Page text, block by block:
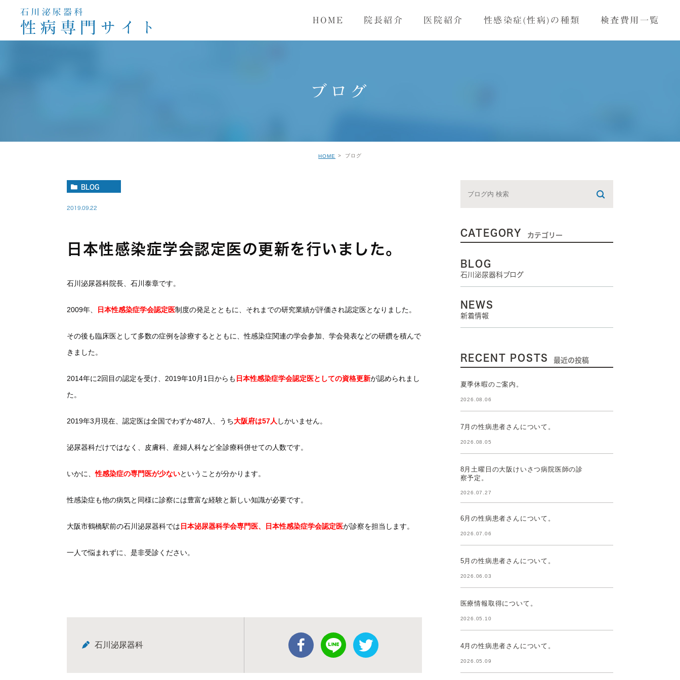
HOME 院長紹介 医院紹介 性感染症(性病)の種類
尖圭コンジローマ
検査費用一覧
ブログ
HOME ブログ
BLOG
2019.09.22
日本性感染症学会認定医の更新を行いました。
石川泌尿器科院長、石川泰章です。
2009年、 日本性感染症学会認定医制度の発足とともに、それまでの研究業績が評価され認定医となりました。
その後も臨床医として多数の症例を診療するとともに、性感染症関連の学会参加、学会発表などの研鑽を積んで
きました。
2014年に2回目の認定を受け、2019年10月1日からも 日本性感染症学会認定医としての資格更新が認められまし
た。
2019年3月現在、認定医は全国でわずか487人、うち大阪府は57人 しかいません。
泌尿器科だけではなく、皮膚科、産婦人科など全診療科併せての人数です。
いかに、性感染症の専門医が少ないということが分かります。
性感染症も他の病気と同様に診察には豊富な経験と新しい知識が必要です。
大阪市鶴橋駅前の石川泌尿器科では 日本泌尿器科学会専門医、日本性感染症学会認定医が診察を担当します。
一人で悩まれずに、是非受診ください。
石川泌尿器科
CATEGORY カテゴリー
BLOG
石川泌尿器科ブログ
NEWS
新着情報
RECENT POSTS 最近の投稿
夏季休暇のご案内。
2026.08.06
7月の性病患者さんについて。
2026.08.05
8月土曜日の大阪けいさつ病院医師の診
察予定。
2026.07.27
6月の性病患者さんについて。
2026.07.06
5月の性病患者さんについて。
2026.06.03
医療情報取得について。
2026.05.10
4月の性病患者さんについて。
2026.05.09